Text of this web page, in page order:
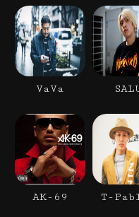
VaVa
AK-69 T-